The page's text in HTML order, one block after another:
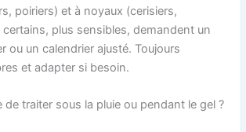
poiriers) et à noyaux (cerisiers,
plus sensibles, demandent un
ou un calendrier ajusté. Toujours
et adapter si besoin.
de traiter sous la pluie ou pendant le gel ?